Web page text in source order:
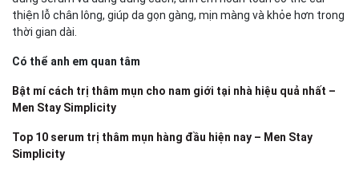
thiện lỗ chân lông, giúp da gọn gàng, mịn màng và khỏe hơn trong
thời gian dài.
Có thể anh em quan tâm
Bật mí cách trị thâm mụn cho nam giới tại nhà hiệu quả nhất –
Men Stay Simplicity
Top 10 serum trị thâm mụn hàng đầu hiện nay – Men Stay
Simplicity